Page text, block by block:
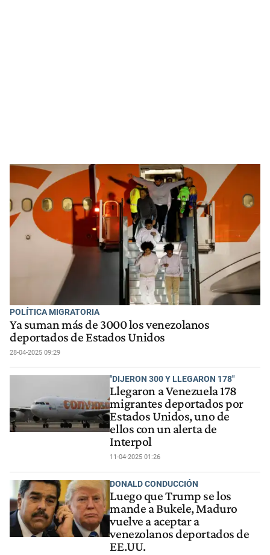
POLÍTICA MIGRATORIA
Ya suman más de 3000 los venezolanos
deportados de Estados Unidos
28-04-2025 09:29
"DIJERON 300 Y LLEGARON 178"
Llegaron a Venezuela 178
migrantes deportados por
Estados Unidos, uno de
ellos con un alerta de
Interpol
11-04-2025 01:26
DONALD CONDUCCIÓN
Luego que Trump se los
mande a Bukele, Maduro
vuelve a aceptar a
venezolanos deportados de
EE.UU.